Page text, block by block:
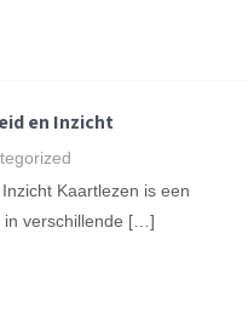
en Inzicht
Kaartlezen is een
in verschillende […]